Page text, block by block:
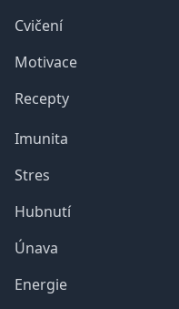
Cvičení
Motivace
Recepty
Imunita
Stres
Hubnutí
Únava
Energie